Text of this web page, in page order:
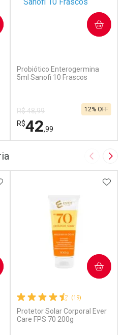
Probiótico Enterogermina
5ml Sanofi 10 Frascos
R$ 48,99
R$42,99
12% OFF
COMPRAR
Ativar Desconto
Imagem
AOS FAVORITOS
(19)
Protetor Solar Corporal Ever
Care FPS 70 200g
COMPRAR